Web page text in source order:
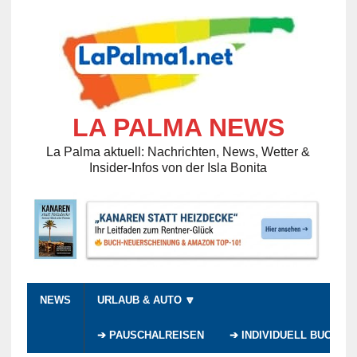
LA PALMA NEWS
La Palma aktuell: Nachrichten, News, Wetter &
Insider-Infos von der Isla Bonita
NEWS URLAUB & AUTO 🔽
➔ PAUSCHALREISEN ➔ INDIVIDUELL BUCHEN